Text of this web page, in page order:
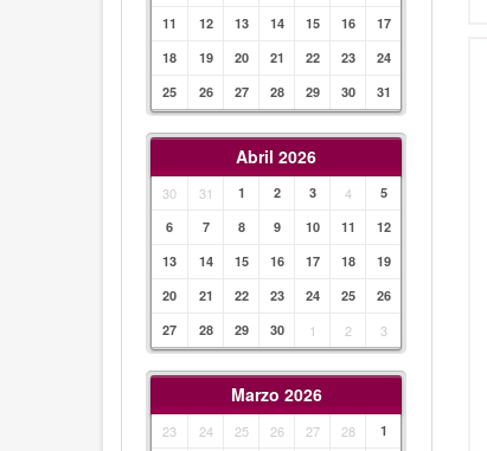
11
12 13 14 15 16
17
18
19 20 21 22 23
24
25
26 27 28 29 30 31
Abril 2026
30 31 1 2 3 4
5
6
7 8 9 10 11
12
13
14 15 16 17 18
19
20
21 22 23 24 25
26
27
28 29 30 1 2 3
Marzo 2026
23 24 25 26 27 28
1